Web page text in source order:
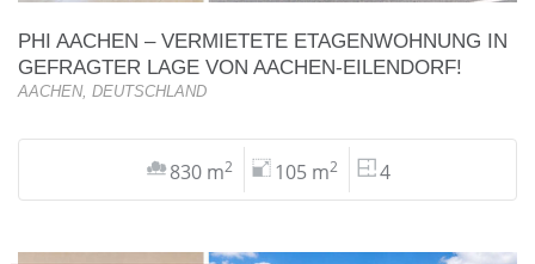
PHI AACHEN – VERMIETETE ETAGENWOHNUNG IN
GEFRAGTER LAGE VON AACHEN-EILENDORF!
AACHEN, DEUTSCHLAND
830 m2 105 m2 4